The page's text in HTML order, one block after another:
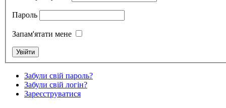
Пароль
Запам'ятати мене
Забули свій пароль?
Забули свій логін?
Зареєструватися